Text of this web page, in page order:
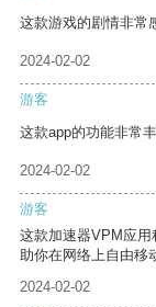
这款游戏的剧情非常
2024-02-02
游客
这款app的功能非常
2024-02-02
游客
这款加速器VPM应
助你在网络上自由移
2024-02-02